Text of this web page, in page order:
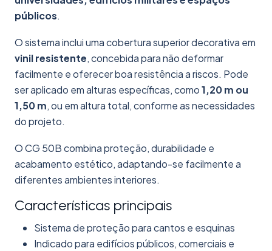
públicos.
O sistema inclui uma cobertura superior decorativa em
vinil resistente, concebida para não deformar
facilmente e oferecer boa resistência a riscos. Pode
ser aplicado em alturas específicas, como1,20 m ou
1,50 m, ou em altura total, conforme as necessidades
do projeto.
O CG 50B combina proteção, durabilidade e
acabamento estético, adaptando-se facilmente a
diferentes ambientes interiores.
Características principais
Sistema de proteção para cantos e esquinas
Indicado para edifícios públicos, comerciais e